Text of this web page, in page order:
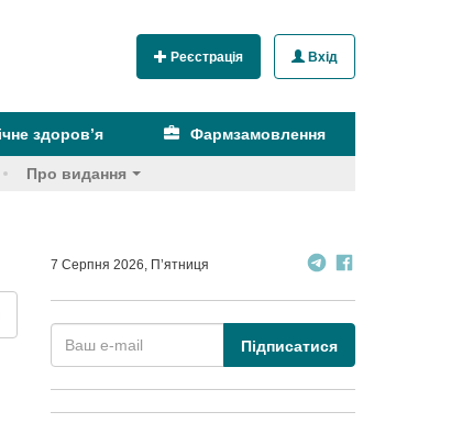
Реєстрація Вхід
здоров’я Фармзамовлення
Про видання
7 Серпня 2026, П’ятниця
Підписатися